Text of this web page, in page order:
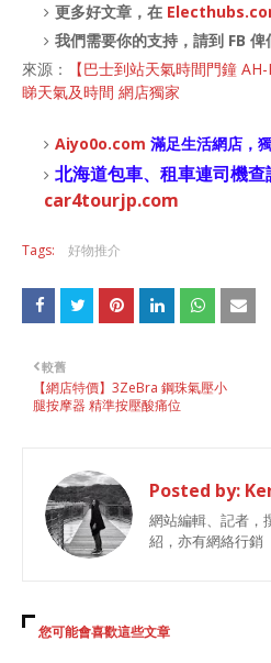
更多好文章，在
我們需要你的支持，請到 FB 俾
來源：
【巴士到站天氣時間門鐘
睇天氣及時間 網店獨家
Aiyo0o.com 滿足生活網店，
北海道包車、租車連司機查
car4tourjp.com
Tags: 好物推介
較舊
【網店特價】3ZeBra 鋼珠氣壓小
腿按摩器 精準按壓酸痛位
Posted by:
網站編輯、記者，
紹，亦有網絡行銷
您可能會喜歡這些文章